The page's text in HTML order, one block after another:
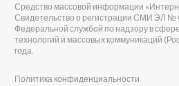
Средство массовой информации
Свидетельство о регистрации СМИ ЭЛ №
Федеральной службой по надзору в
технологий и массовых коммуникаций
года.
Политика конфиденциальности